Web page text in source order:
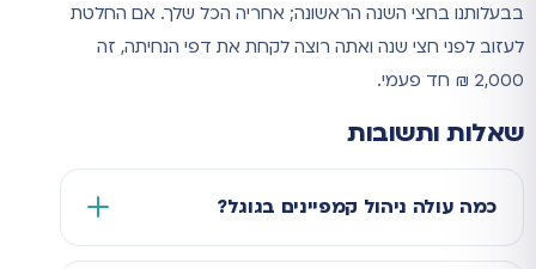
בבעלותנו בחצי השנה הראשונה; אחריה הכל שלך. אם החלטת
לעזוב לפני חצי שנה ואתה רוצה לקחת את דפי הנחיתה, זה
2,000 ₪ חד פעמי.
שאלות ותשובות
כמה עולה ניהול קמפיינים בגוגל?